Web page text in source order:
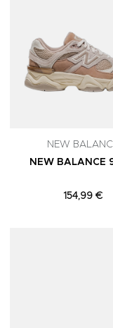
NEW
NEW BALANCE
154,99 €